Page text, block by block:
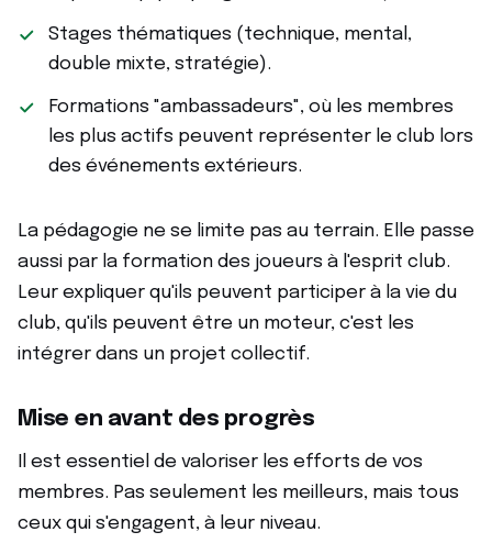
Stages thématiques (technique, mental,
double mixte, stratégie).
Formations "ambassadeurs", où les membres
les plus actifs peuvent représenter le club lors
des événements extérieurs.
La pédagogie ne se limite pas au terrain. Elle passe
aussi par la formation des joueurs à l'esprit club.
Leur expliquer qu'ils peuvent participer à la vie du
club, qu'ils peuvent être un moteur, c'est les
intégrer dans un projet collectif.
Mise en avant des progrès
Il est essentiel de valoriser les efforts de vos
membres. Pas seulement les meilleurs, mais tous
ceux qui s'engagent, à leur niveau.